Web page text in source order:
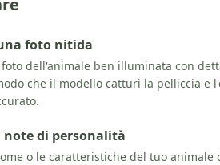
foto nitida
dell'animale ben illuminata con
che il modello catturi la pelliccia e
di personalità
o le caratteristiche del tuo animale